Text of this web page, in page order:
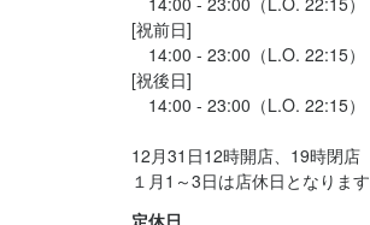
[祝前日]
14:00 - 23:00（L.O. 22:15）
[祝後日]
14:00 - 23:00（L.O. 22:15）
12月31日12時開店、19時閉店
１月1～3日は店休日となります